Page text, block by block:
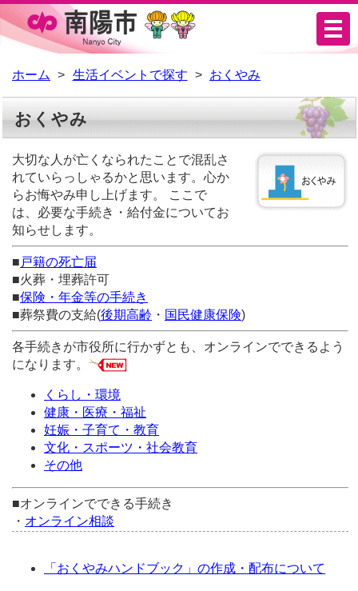
ニ
ー
ホーム 生活イベントで探す おくやみ
おくやみ
大切な人が亡くなられたことで混乱さ
れていらっしゃるかと思います。心か
らお悔やみ申し上げます。 ここで
は、必要な手続き・給付金についてお
知らせします。
■ 戸籍の死亡届
■火葬・埋葬許可
■保険・年金等の手続き
■葬祭費の支給(後期高齢 ・ 国民健康保険)
各手続きが市役所に行かずとも、オンラインでできるよう
になります。
くらし・環境
健康・医療・福祉
妊娠・子育て・教育
文化・スポーツ・社会教育
その他
■オンラインでできる手続き
・ オンライン相談
「おくやみハンドブック」の作成・配布について